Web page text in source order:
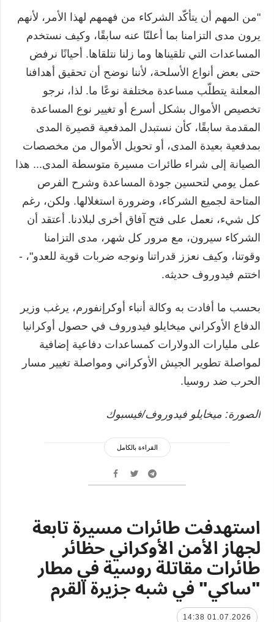
"من المهم أن يتأكّد الشركاء من فهمهم لهذا الأمر، لأنهم
يرون مدى التزامنا بما أعلنّا عنه سابقًا، وكيف نستخدم
المساعدات التي تلقيناها وما زلنا نتلقاها. أحيانًا نرفض
حتى بعض أنواع الأسلحة، لأننا نوضح أن تحقيق أهدافنا
المعلنة يتطلّب مساعدة مختلفة نوعًا ما. لذا، نرجو
تخصيص الأموال بشكل أسرع أو تغيير نوع المساعدة
المقدمة سابقًا، كأن نستبدل المدفعية قصيرة المدى
بمدفعية بعيدة المدى، أو تحويل الأموال من مخصصات
الصيانة إلى شراء طائرات مسيرة متوسطة المدى... هذا
عمل يومي لتحسين جودة المساعدة وشرح الفرص
المتاحة لجميع الشركاء، وضرورة استغلالها. ولكن، رغم
كل شيء، نعمل على فتح آفاق أخرى لبلادنا. أعتقد أن
الشركاء سيرون، مع مرور كل شهر، مدى التزامنا
وقوتنا، وكيف نعزز قدراتنا ونوجه ضربات قوية للعدو"، -
اختتم فيدوروف حديثه.
بحسب ما أفادت به وكالة أنباء أوكرإنفورم، يرغب وزير
الدفاع الأوكراني ميخايلو فيدوروف في حصول أوكرانيا
على مليارات الدولارات كمساعدات دفاعية إضافية
لمواصلة تطوير الجيش الأوكراني ومواصلة تغيير مسار
الحرب ضد روسيا.
الصورة: ميخايلو فيدوروف/فيسبوك
القراءة بالكامل
استهدفت طائرات مسيرة تابعة
لجهاز الأمن الأوكراني حظائر
طائرات مقاتلة روسية في مطار
"ساكي" في شبه جزيرة القرم
01.07.2026 14:38